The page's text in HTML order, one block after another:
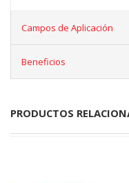
Campos de Aplicación
Beneficios
PRODUCTOS